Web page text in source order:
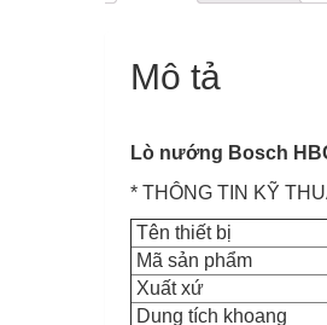
Mô tả
Lò nướng Bosch
* THÔNG TIN KỸ
Tên thiết bị
Mã sản phẩm
Xuất xứ
Dung tích khoang